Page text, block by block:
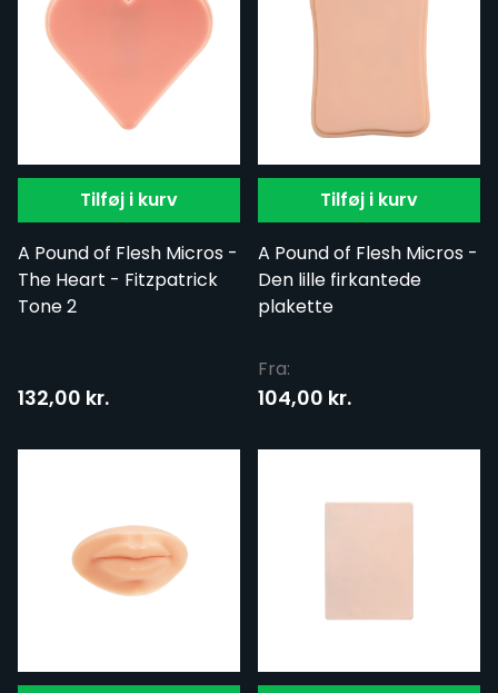
Tilføj i kurv
A Pound of Flesh Micros -
The Heart - Fitzpatrick
Tone 2
132,00 kr.
Tilføj i kurv
A Pound of Flesh Micros -
Den lille firkantede
plakette
Fra:
104,00 kr.